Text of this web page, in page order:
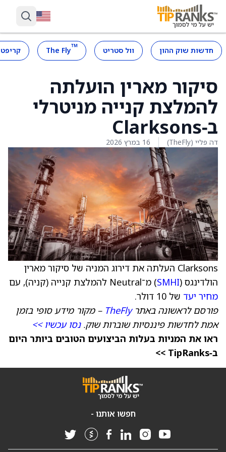
חדשות שוק ההון וול סטריט ™
The Fly
סיקור מארין הועלתה
להמלצת קנייה מניטרלי
ב‑Clarksons
דה פליי (TheFly) 16 במרץ 2026
Clarksons העלתה את דירוג המניה של סיקור מארין
הולדינגס (SMHI) מ־Neutral להמלצת קנייה (קניה), עם
מחיר יעד של 10 דולר.
פורסם לראשונה באתרTheFly – מקור מידע סופי בזמן
אמת לחדשות פיננסיות שוברות שוק.נסו עכשיו >>
ראו את המניות בעלות הביצועים הטובים ביותר היום
ב‑TipRanks >>
חפשו אותנו -